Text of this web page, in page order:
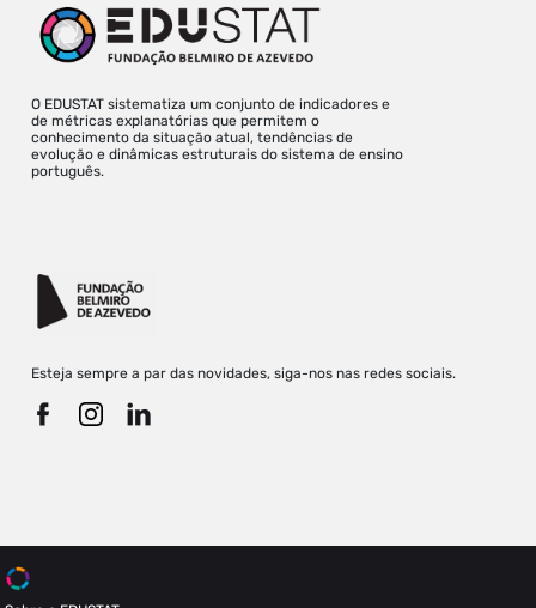
O EDUSTAT sistematiza um conjunto de indicadores e
de métricas explanatórias que permitem o
conhecimento da situação atual, tendências de
evolução e dinâmicas estruturais do sistema de ensino
português.
Esteja sempre a par das novidades, siga-nos nas redes sociais.